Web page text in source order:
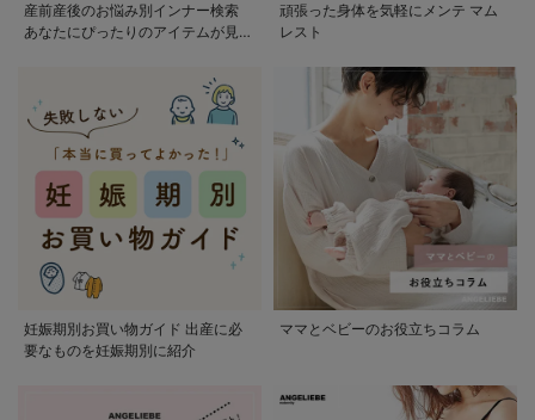
産前産後のお悩み別インナー検索
あなたにぴったりのアイテムが見つ
頑張った身体を気軽にメンテ マム
レスト
妊娠期別お買い物ガイド 出産に必
要なものを妊娠期別に紹介
ママとベビーのお役立ちコラム